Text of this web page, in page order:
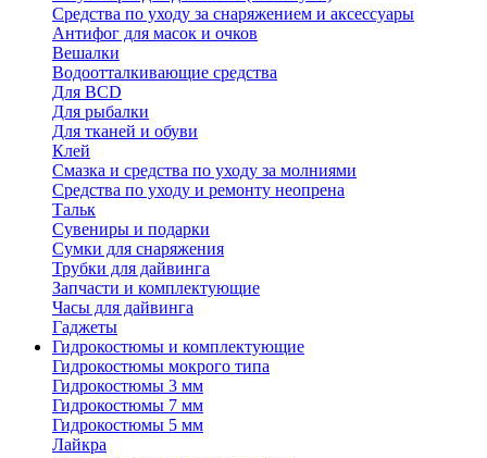
Средства по уходу за снаряжением и аксессуары
Антифог для масок и очков
Вешалки
Водоотталкивающие средства
Для BCD
Для рыбалки
Для тканей и обуви
Клей
Смазка и средства по уходу за молниями
Средства по уходу и ремонту неопрена
Тальк
Сувениры и подарки
Сумки для снаряжения
Трубки для дайвинга
Запчасти и комплектующие
Часы для дайвинга
Гаджеты
Гидрокостюмы и комплектующие
Гидрокостюмы мокрого типа
Гидрокостюмы 3 мм
Гидрокостюмы 7 мм
Гидрокостюмы 5 мм
Лайкра